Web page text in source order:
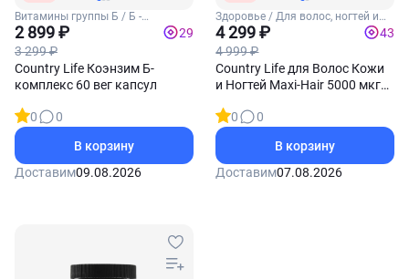
Витамины группы Б / Б -
комплекс
2 899 ₽
3 299 ₽
29
Country Life Коэнзим Б-
комплекс 60 вег капсул
0
0
В корзину
Доставим09.08.2026
Здоровье / Для волос, ногтей и
кожи
4 299 ₽
4 999 ₽
43
Country Life для Волос Кожи
и Ногтей Maxi-Hair 5000 мкг
0
0
В корзину
Доставим07.08.2026